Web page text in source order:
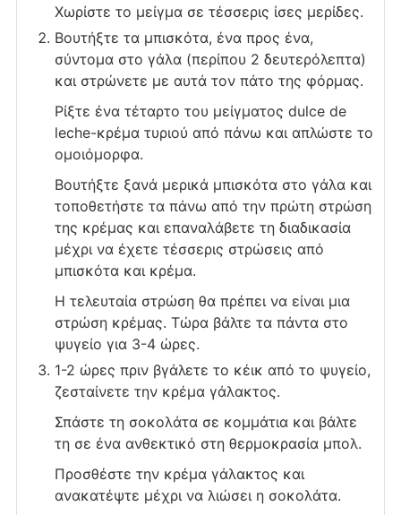
Χωρίστε το μείγμα σε τέσσερις ίσες μερίδες.
Βουτήξτε τα μπισκότα, ένα προς ένα,
σύντομα στο γάλα (περίπου 2 δευτερόλεπτα)
και στρώνετε με αυτά τον πάτο της φόρμας.
Ρίξτε ένα τέταρτο του μείγματος dulce de
leche-κρέμα τυριού από πάνω και απλώστε το
ομοιόμορφα.
Βουτήξτε ξανά μερικά μπισκότα στο γάλα και
τοποθετήστε τα πάνω από την πρώτη στρώση
της κρέμας και επαναλάβετε τη διαδικασία
μέχρι να έχετε τέσσερις στρώσεις από
μπισκότα και κρέμα.
Η τελευταία στρώση θα πρέπει να είναι μια
στρώση κρέμας. Τώρα βάλτε τα πάντα στο
ψυγείο για 3-4 ώρες.
1-2 ώρες πριν βγάλετε το κέικ από το ψυγείο,
ζεσταίνετε την κρέμα γάλακτος.
Σπάστε τη σοκολάτα σε κομμάτια και βάλτε
τη σε ένα ανθεκτικό στη θερμοκρασία μπολ.
Προσθέστε την κρέμα γάλακτος και
ανακατέψτε μέχρι να λιώσει η σοκολάτα.